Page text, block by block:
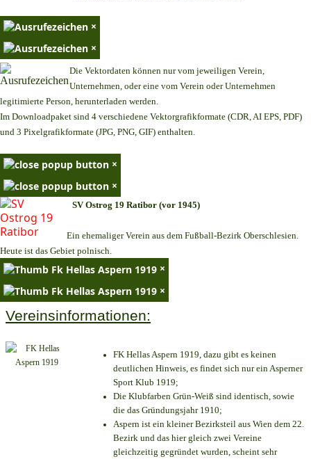
×
×
Die Vektordaten können nur vom jeweiligen Verein,
Unternehmen, oder eine vom Verein oder Unternehmen
legitimierte Person, herunterladen werden.
Im Downloadpaket sind 4 verschiedene Vektorgrafikformate (CDR, AI EPS, PDF)
und 3 Pixelgrafikformate (JPG, PNG, GIF) enthalten.
×
×
SV Ostrog 19 Ratibor (vor 1945)
Ein ehemaliger Verein aus dem Fußball-Bezirk Oberschlesien.
Heute ist das Gebiet polnisch.
×
×
Vereinsinformationen:
FK Hellas Aspern 1919, dazu gibt es keinen
deutlichen Hinweis, es findet sich nur ein Asperner
Sport Klub 1919;
Die Klubfarben Grün-Weiß sind identisch, sowie
die das Gründungsjahr 1910;
Aspern ist ein kleiner Bezirksteil aus Wien dem 22.
Bezirk und das hier gleich zwei Vereine
gleichzeitig gegründet wurden, scheint sehr